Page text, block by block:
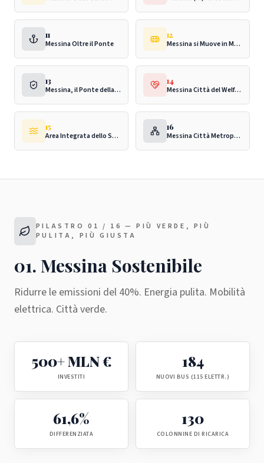
11
Messina Oltre il Ponte
12
Messina si Muove in Modo Intelligente
13
Messina, il Ponte della Trasparenza
14
Messina Città del Welfare
15
Area Integrata dello Stretto
16
Messina Città Metropolitana
PILASTRO01 / 16 —PIÙ VERDE, PIÙ
PULITA, PIÙ GIUSTA
01. Messina Sostenibile
Ridurre le emissioni del 40%. Energia pulita. Mobilità
elettrica. Città verde.
500+ MLN €
INVESTITI
184
NUOVI BUS (115 ELETTR.)
61,6%
DIFFERENZIATA
130
COLONNINE DI RICARICA